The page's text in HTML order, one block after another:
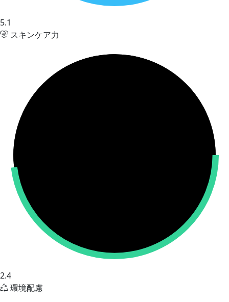
5.1
スキンケア力
2.4
環境配慮